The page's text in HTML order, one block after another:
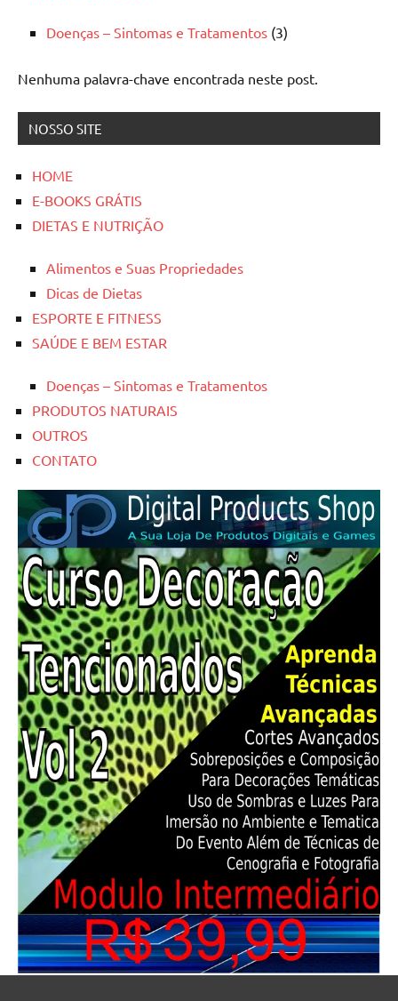
Doenças – Sintomas e Tratamentos (3)
Nenhuma palavra-chave encontrada neste post.
NOSSO SITE
HOME
E-BOOKS GRÁTIS
DIETAS E NUTRIÇÃO
Alimentos e Suas Propriedades
Dicas de Dietas
ESPORTE E FITNESS
SAÚDE E BEM ESTAR
Doenças – Sintomas e Tratamentos
PRODUTOS NATURAIS
OUTROS
CONTATO